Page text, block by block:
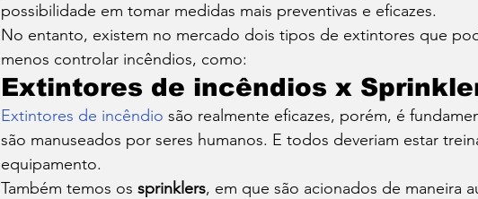
possibilidade em tomar medidas mais preventivas e eficazes.
No entanto, existem no mercado dois tipos de extintores que
menos controlar incêndios, como:
Extintores de incêndios x
Extintores de incêndio são realmente eficazes, porém, é
são manuseados por seres humanos. E todos deveriam estar
equipamento.
Também temos os sprinklers, em que são acionados de maneira